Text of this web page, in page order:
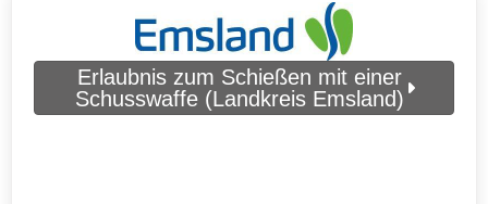
Erlaubnis zum Schießen mit einer
Schusswaffe (Landkreis Emsland)